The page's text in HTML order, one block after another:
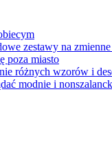
zestawy na
poza miasto
różnych wzorów i
modnie i